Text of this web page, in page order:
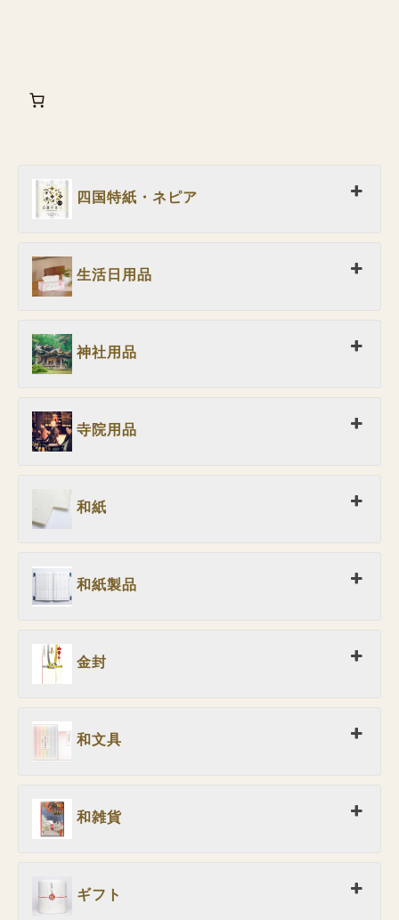
四国特紙・ネピア
生活日用品
神社用品
寺院用品
和紙
和紙製品
金封
和文具
和雑貨
ギフト